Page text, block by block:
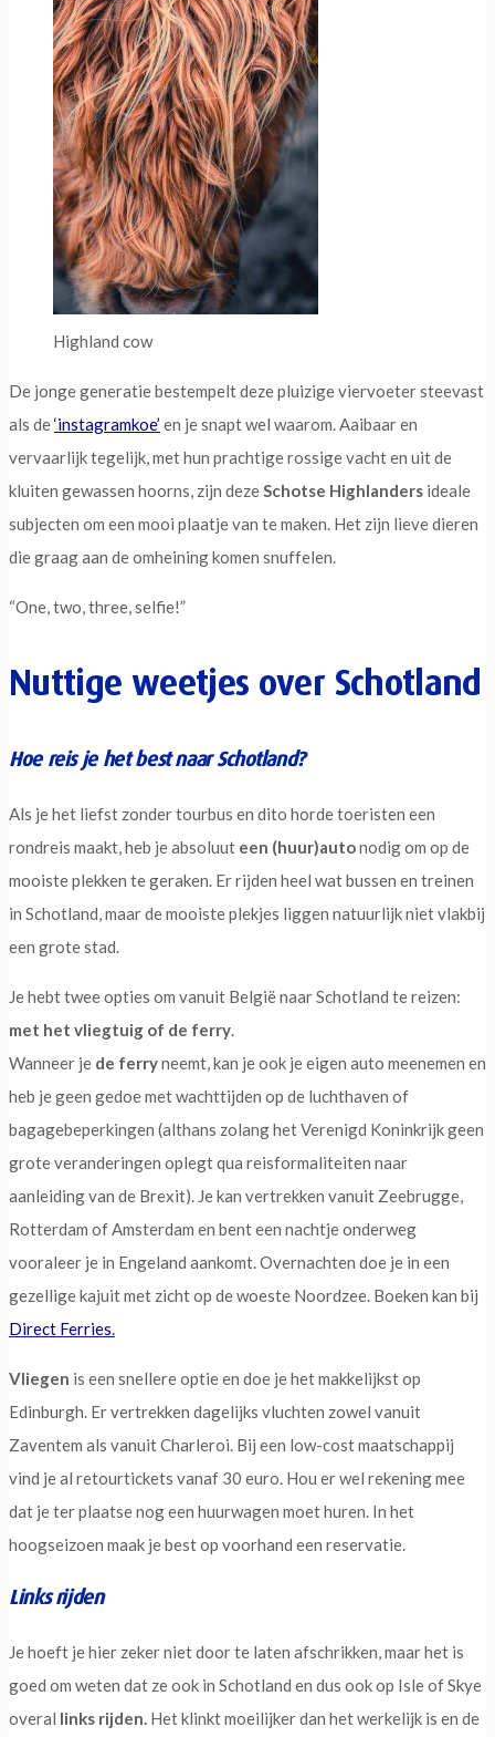
Highland cow
De jonge generatie bestempelt deze pluizige viervoeter steevast
als de‘instagramkoe’ en je snapt wel waarom. Aaibaar en
vervaarlijk tegelijk, met hun prachtige rossige vacht en uit de
kluiten gewassen hoorns, zijn dezeSchotse Highlanders ideale
subjecten om een mooi plaatje van te maken. Het zijn lieve dieren
die graag aan de omheining komen snuffelen.
“One, two, three, selfie!”
Nuttige weetjes over Schotland
Hoe reis je het best naar Schotland?
Als je het liefst zonder tourbus en dito horde toeristen een
rondreis maakt, heb je absoluut een (huur)autonodig om op de
mooiste plekken te geraken. Er rijden heel wat bussen en treinen
in Schotland, maar de mooiste plekjes liggen natuurlijk niet vlakbij
een grote stad.
Je hebt twee opties om vanuit België naar Schotland te reizen:
met het vliegtuig of de ferry.
Wanneer je de ferryneemt, kan je ook je eigen auto meenemen en
heb je geen gedoe met wachttijden op de luchthaven of
bagagebeperkingen (althans zolang het Verenigd Koninkrijk geen
grote veranderingen oplegt qua reisformaliteiten naar
aanleiding van de Brexit). Je kan vertrekken vanuit Zeebrugge,
Rotterdam of Amsterdam en bent een nachtje onderweg
vooraleer je in Engeland aankomt. Overnachten doe je in een
gezellige kajuit met zicht op de woeste Noordzee. Boeken kan bij
Direct Ferries.
Vliegen is een snellere optie en doe je het makkelijkst op
Edinburgh. Er vertrekken dagelijks vluchten zowel vanuit
Zaventem als vanuit Charleroi. Bij een low-cost maatschappij
vind je al retourtickets vanaf 30 euro. Hou er wel rekening mee
dat je ter plaatse nog een huurwagen moet huren. In het
hoogseizoen maak je best op voorhand een reservatie.
Links rijden
Je hoeft je hier zeker niet door te laten afschrikken, maar het is
goed om weten dat ze ook in Schotland en dus ook op Isle of Skye
overal links rijden. Het klinkt moeilijker dan het werkelijk is en de